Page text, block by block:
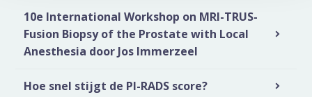
10e International Workshop on MRI-TRUS-
Fusion Biopsy of the Prostate with Local
Anesthesia door Jos Immerzeel
Hoe snel stijgt de PI-RADS score?